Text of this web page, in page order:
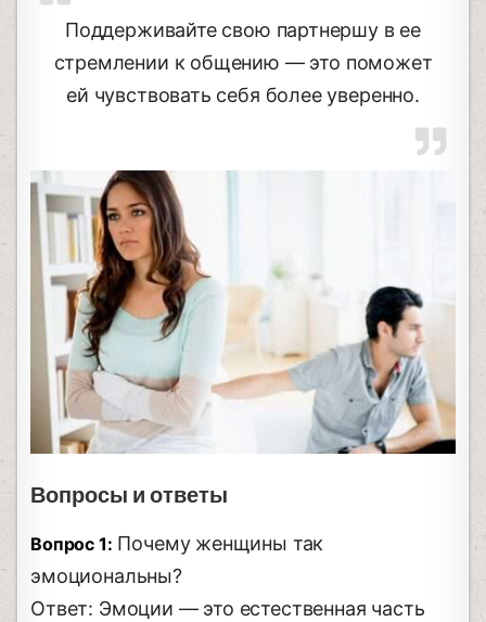
Поддерживайте свою партнершу в ее
стремлении к общению — это поможет
ей чувствовать себя более уверенно.
Вопросы и ответы
Вопрос 1: Почему женщины так
эмоциональны?
Ответ: Эмоции — это естественная часть